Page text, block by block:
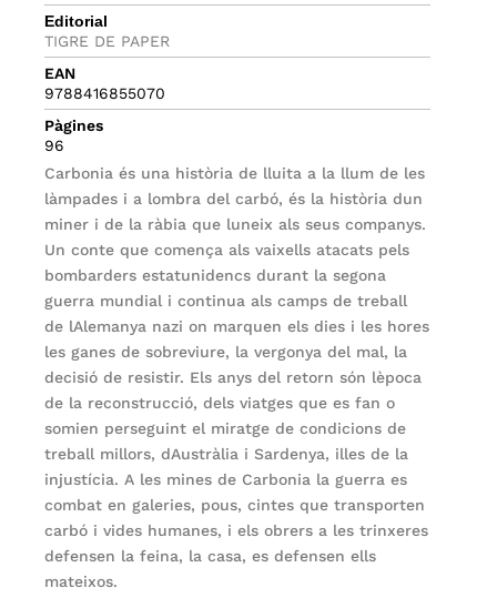
Editorial
TIGRE DE PAPER
EAN
9788416855070
Pàgines
96
Carbonia és una història de lluita a la llum de les
làmpades i a lombra del carbó, és la història dun
miner i de la ràbia que luneix als seus companys.
Un conte que comença als vaixells atacats pels
bombarders estatunidencs durant la segona
guerra mundial i continua als camps de treball
de lAlemanya nazi on marquen els dies i les hores
les ganes de sobreviure, la vergonya del mal, la
decisió de resistir. Els anys del retorn són lèpoca
de la reconstrucció, dels viatges que es fan o
somien perseguint el miratge de condicions de
treball millors, dAustràlia i Sardenya, illes de la
injustícia. A les mines de Carbonia la guerra es
combat en galeries, pous, cintes que transporten
carbó i vides humanes, i els obrers a les trinxeres
defensen la feina, la casa, es defensen ells
mateixos.